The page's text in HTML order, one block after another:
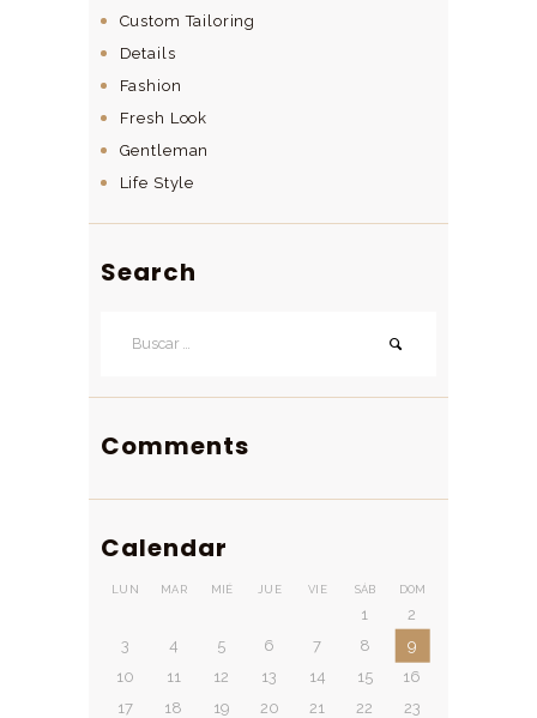
Custom Tailoring
Details
Fashion
Fresh Look
Gentleman
Life Style
Search
Comments
Calendar
LUN MAR MIÉ JUE VIE SÁB DOM
1
2
3
4 5 6 7 8
9
10
11 12 13 14 15
16
17
18 19 20 21 22
23